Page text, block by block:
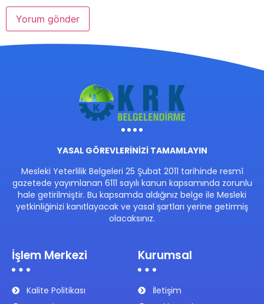
YASAL GÖREVLERİNİZİ TAMAMLAYIN
Mesleki Yeterlilik Belgeleri 25 Şubat 2011 tarihinde resmî
gazetede yayımlanan 6111 sayılı kanun kapsamında zorunlu
hale getirilmiştir. Bu kapsamda aldığınız belge ile Mesleki
yetkinliğinizi kanıtlayacak ve yasal şartları yerine getirmiş
olacaksınız.
İşlem Merkezi
Kalite Politikası
Kurumsal
İletişim